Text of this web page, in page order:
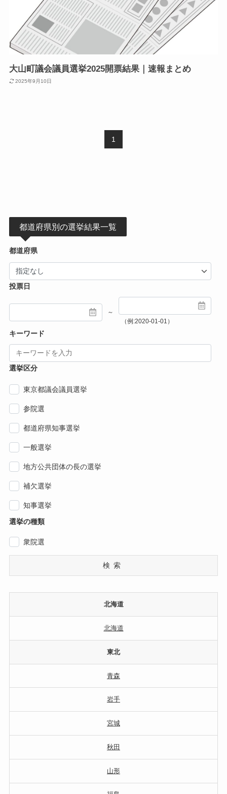
大山町議会議員選挙2025開票結果｜速報まとめ
2025年9月10日
1
都道府県別の選挙結果一覧
都道府県
投票日
～
（例:2020-01-01）
キーワード
選挙区分
東京都議会議員選挙
参院選
都道府県知事選挙
一般選挙
地方公共団体の長の選挙
補欠選挙
知事選挙
選挙の種類
衆院選
検索
北海道
北海道
東北
青森
岩手
宮城
秋田
山形